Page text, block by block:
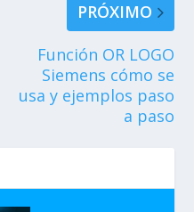
PRÓXIMO
Función OR LOGO
Siemens cómo se
usa y ejemplos paso
a paso